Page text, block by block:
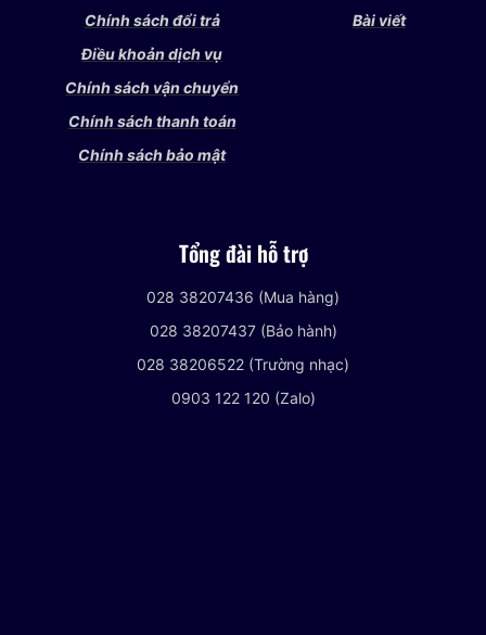
Chính sách đổi trả
Điều khoản dịch vụ
Chính sách vận chuyển
Chính sách thanh toán
Chính sách bảo mật
Bài viết
Tổng đài hỗ trợ
028 38207436 (Mua hàng)
028 38207437 (Bảo hành)
028 38206522 (Trường nhạc)
0903 122 120 (Zalo)